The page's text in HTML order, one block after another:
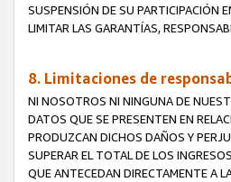
SUSPENSIÓN DE SU PARTICIPACIÓN
LIMITAR LAS GARANTÍAS,
8. Limitaciones de
NI NOSOTROS NI NINGUNA DE
DATOS QUE SE PRESENTEN EN
PRODUZCAN DICHOS DAÑOS Y
SUPERAR EL TOTAL DE LOS
QUE ANTECEDAN DIRECTAMENTE A